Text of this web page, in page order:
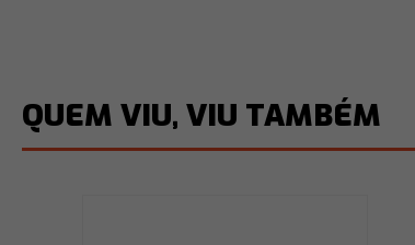
QUEM VIU, VIU TAMBÉM